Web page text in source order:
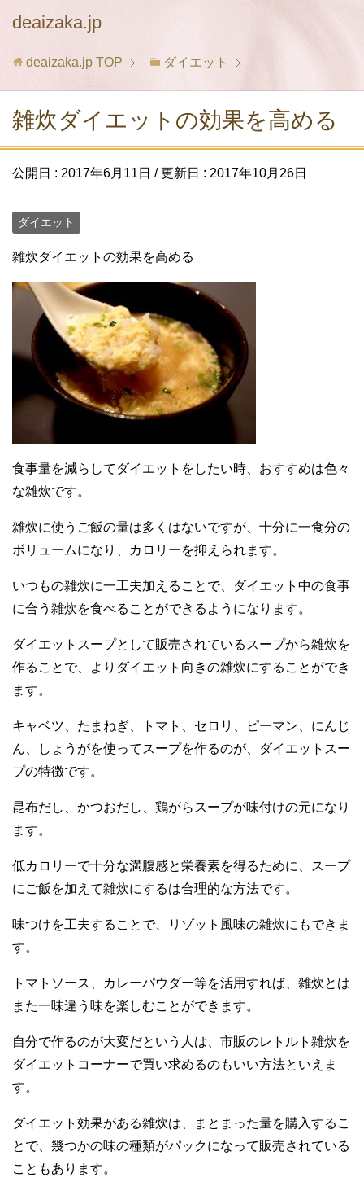
deaizaka.jp
deaizaka.jp TOP ダイエット
雑炊ダイエットの効果を高める
公開日 : 2017年6月11日 / 更新日 : 2017年10月26日
ダイエット
雑炊ダイエットの効果を高める
食事量を減らしてダイエットをしたい時、おすすめは色々
な雑炊です。
雑炊に使うご飯の量は多くはないですが、十分に一食分の
ボリュームになり、カロリーを抑えられます。
いつもの雑炊に一工夫加えることで、ダイエット中の食事
に合う雑炊を食べることができるようになります。
ダイエットスープとして販売されているスープから雑炊を
作ることで、よりダイエット向きの雑炊にすることができ
ます。
キャベツ、たまねぎ、トマト、セロリ、ピーマン、にんじ
ん、しょうがを使ってスープを作るのが、ダイエットスー
プの特徴です。
昆布だし、かつおだし、鶏がらスープが味付けの元になり
ます。
低カロリーで十分な満腹感と栄養素を得るために、スープ
にご飯を加えて雑炊にするは合理的な方法です。
味つけを工夫することで、リゾット風味の雑炊にもできま
す。
トマトソース、カレーパウダー等を活用すれば、雑炊とは
また一味違う味を楽しむことができます。
自分で作るのが大変だという人は、市販のレトルト雑炊を
ダイエットコーナーで買い求めるのもいい方法といえま
す。
ダイエット効果がある雑炊は、まとまった量を購入するこ
とで、幾つかの味の種類がパックになって販売されている
こともあります。